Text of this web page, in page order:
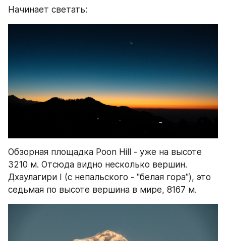
Начинает светать:
Обзорная площадка Poon Hill - уже на высоте
3210 м. Отсюда видно несколько вершин.
Дхаулагири I (с непальского - "белая гора"), это
седьмая по высоте вершина в мире, 8167 м.